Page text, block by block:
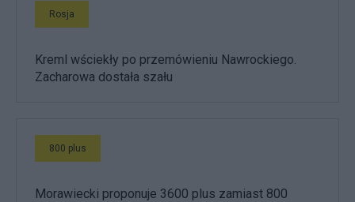
Rosja
Kreml wściekły po przemówieniu Nawrockiego.
Zacharowa dostała szału
800 plus
Morawiecki proponuje 3600 plus zamiast 800